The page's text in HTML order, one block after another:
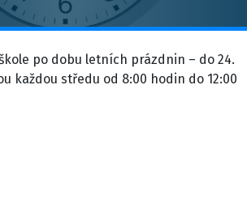
po dobu letních prázdnin – do 24.
každou středu od 8:00 hodin do 12:00